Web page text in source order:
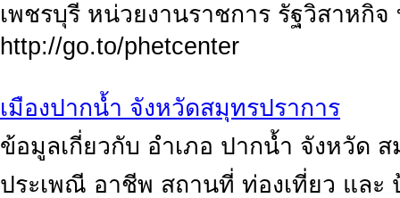
เพชรบุรี หน่วยงานราชการ รัฐวิสาหกิ
http://go.to/phetcenter
เมืองปากน้ำ จังหวัดสมุทรปราการ
ข้อมูลเกี่ยวกับ อำเภอ ปากน้ำ จังหวัด
ประเพณี อาชีพ สถานที่ ท่องเที่ยว และ